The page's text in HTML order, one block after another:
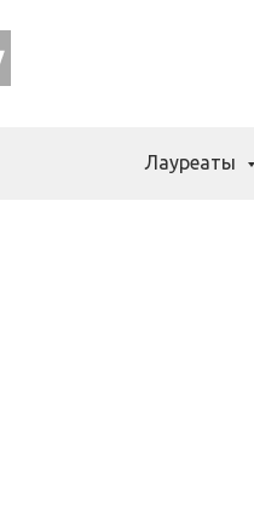
Лауреаты